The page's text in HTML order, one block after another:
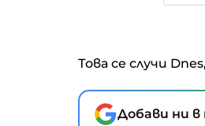
Това се случи
Добави ни